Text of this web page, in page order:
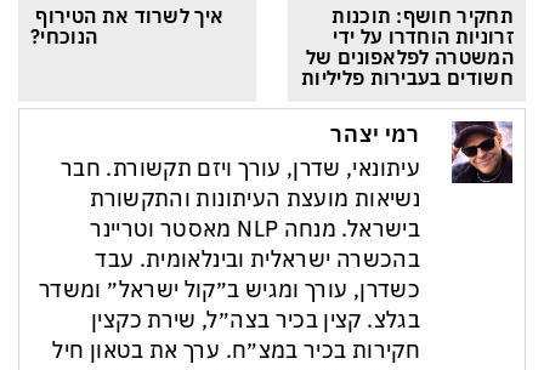
תחקיר חושף: תוכנות
זרוניות הוחדרו על ידי
המשטרה לפלאפונים של
חשודים בעבירות פליליות
איך לשרוד את הטירוף
הנוכחי?
רמי יצהר
עיתונאי, שדרן, עורך ויזם תקשורת. חבר
נשיאות מועצת העיתונות והתקשורת
בישראל. מנחה NLP מאסטר וטריינר
בהכשרה ישראלית ובינלאומית. עבד
כשדרן, עורך ומגיש ב״קול ישראל״ ומשדר
בגלצ. קצין בכיר בצה״ל, שירת כקצין
חקירות בכיר במצ״ח. ערך את בטאון חיל